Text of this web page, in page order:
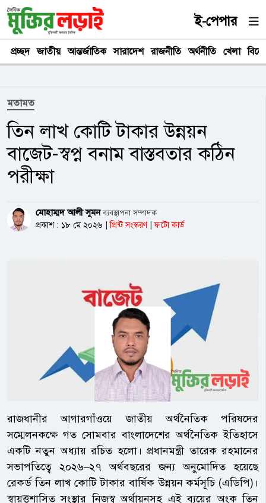
ই-পেপার
প্রচ্ছদ জাতীয় আন্তর্জাতিক সারাদেশ রাজনীতি অর্থনীতি খেলা
মতামত
তিন লাখ কোটি টাকার উন্নয়ন
বাজেট-স্বপ্ন বনাম বাস্তবতার কঠিন
পরীক্ষা
মোহাম্মদ আলী সুমনব্যবস্থাপনা সম্পাদক
প্রকাশ : ১৮ মে ২০২৬
প্রিন্ট সংস্করণ ফটো কার্ড
রাজধানীর আগারগাঁওয়ে জাতীয় অর্থনৈতিক পরিষদের
সম্মেলনকক্ষে গত সোমবার বাংলাদেশের অর্থনৈতিক ইতিহাসে
একটি নতুন অধ্যায় রচিত হলো। প্রধানমন্ত্রী তারেক রহমানের
সভাপতিত্বে ২০২৬–২৭ অর্থবছরের জন্য অনুমোদিত হয়েছে
রেকর্ড তিন লাখ কোটি টাকার বার্ষিক উন্নয়ন কর্মসূচি (এডিপি)।
স্বায়ত্তশাসিত সংস্থার নিজস্ব অর্থায়নসহ এই ব্যয়ের অংক তিন